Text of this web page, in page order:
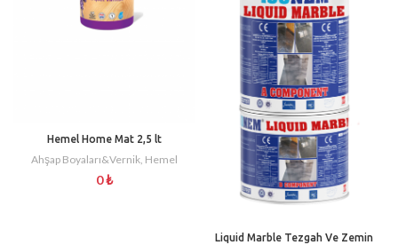
Hemel Home Mat 2,5 lt
Ahşap Boyaları&Vernik, Hemel
0₺
Liquid Marble Tezgah Ve Zemin